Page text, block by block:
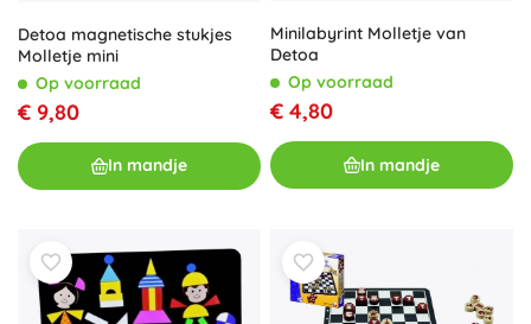
Detoa magnetische stukjes
Molletje mini
Op voorraad
€ 9,80
In mandje
Minilabyrint Molletje van
Detoa
Op voorraad
€ 4,80
In mandje